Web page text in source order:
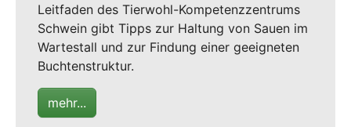
Leitfaden des Tierwohl-Kompetenzzentrums
Schwein gibt Tipps zur Haltung von Sauen im
Wartestall und zur Findung einer geeigneten
Buchtenstruktur.
mehr...